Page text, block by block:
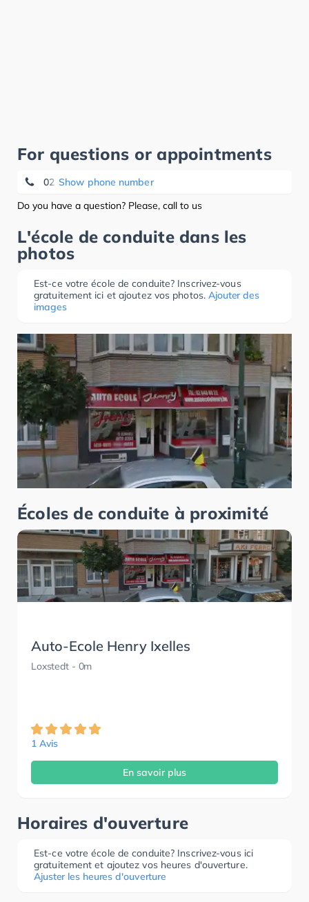
For questions or appointments
Show phone number
02 648 80 22
Do you have a question? Please, call to us
L'école de conduite dans les
photos
Est-ce votre école de conduite? Inscrivez-vous
gratuitement ici et ajoutez vos photos. Ajouter des
images
Écoles de conduite à proximité
Auto-Ecole Henry Ixelles
Loxstedt- 0m
1 Avis
En savoir plus
Horaires d'ouverture
Est-ce votre école de conduite? Inscrivez-vous ici
gratuitement et ajoutez vos heures d'ouverture.
Ajuster les heures d'ouverture